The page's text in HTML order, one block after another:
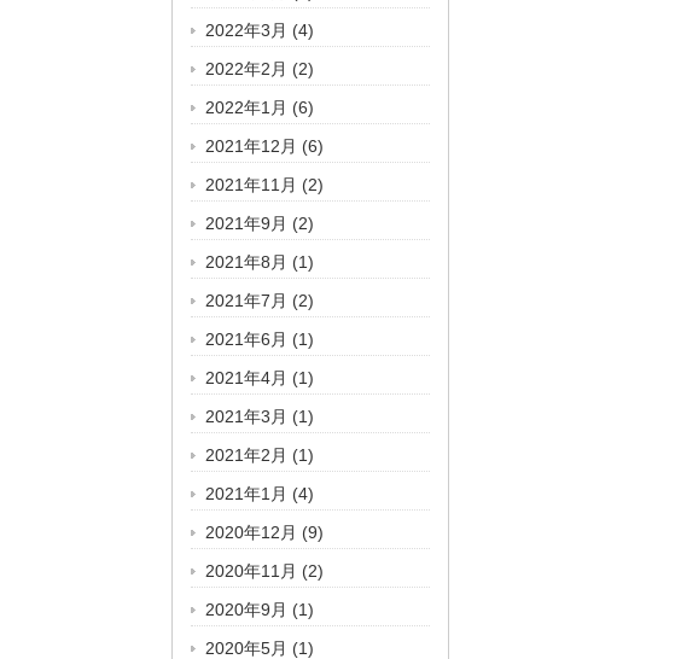
2022年3月 (4)
2022年2月 (2)
2022年1月 (6)
2021年12月 (6)
2021年11月 (2)
2021年9月 (2)
2021年8月 (1)
2021年7月 (2)
2021年6月 (1)
2021年4月 (1)
2021年3月 (1)
2021年2月 (1)
2021年1月 (4)
2020年12月 (9)
2020年11月 (2)
2020年9月 (1)
2020年5月 (1)